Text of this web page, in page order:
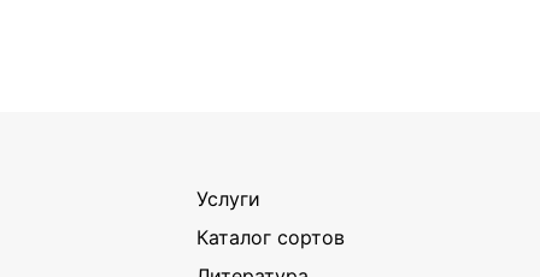
Услуги
Каталог сортов